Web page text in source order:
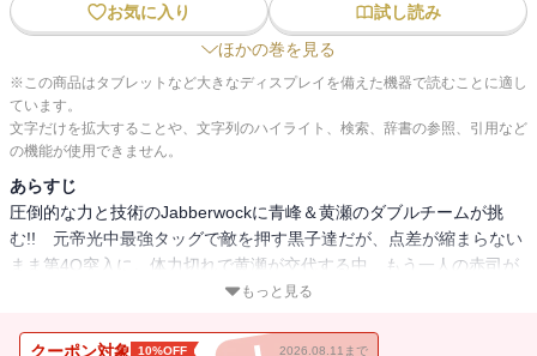
お気に入り
試し読み
ほかの巻を見る
※この商品はタブレットなど大きなディスプレイを備えた機器で読むことに適し
ています。
文字だけを拡大することや、文字列のハイライト、検索、辞書の参照、引用など
の機能が使用できません。
あらすじ
圧倒的な力と技術のJabberwockに青峰＆黄瀬のダブルチームが挑
む!! 元帝光中最強タッグで敵を押す黒子達だが、点差が縮まらない
まま第4Q突入に。体力切れで黄瀬が交代する中、もう一人の赤司が
もっと見る
クーポン対象 10%OFF 2026.08.11まで